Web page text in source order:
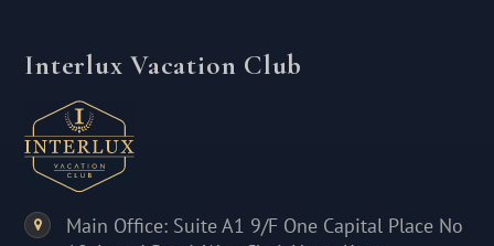
Interlux Vacation Club
Main Office: Suite A1 9/F One Capital Place No